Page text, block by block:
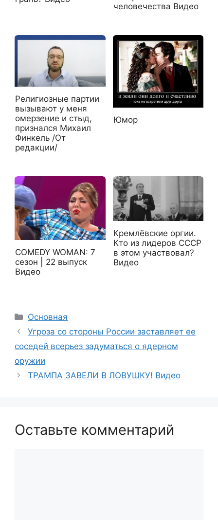
человечества Видео
Религиозные партии
вызывают у меня
омерзение и стыд,
признался Михаил
Финкель /От
редакции/
Юмор
COMEDY WOMAN: 7
сезон | 22 выпуск
Видео
Кремлёвские оргии.
Кто из лидеров СССР
в этом участвовал?
Видео
Рубрики
Основная
Угроза со стороны России заставляет ее
соседей всерьез задуматься о ядерном
оружии
ТРАМПА ЗАВЕЛИ В ЛОВУШКУ! Видео
Оставьте комментарий